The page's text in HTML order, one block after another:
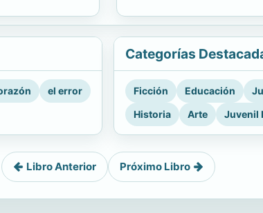
el error
Categorías
Ficción Educación
Historia
Arte Juvenil
Libro Anterior Próximo Libro